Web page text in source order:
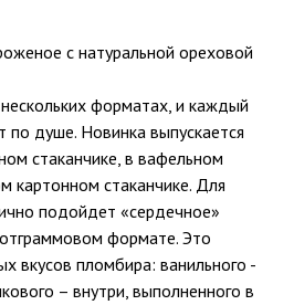
с натуральной ореховой
форматах, и каждый
душе. Новинка выпускается
стаканчике, в вафельном
картонном стаканчике. Для
подойдет «сердечное»
формате. Это
вкусов пломбира: ванильного -
– внутри, выполненного в